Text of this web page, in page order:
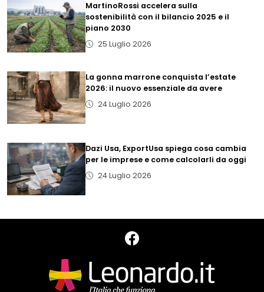
MartinoRossi accelera sulla
sostenibilità con il bilancio 2025 e il
piano 2030
25 Luglio 2026
La gonna marrone conquista l’estate
2026: il nuovo essenziale da avere
24 Luglio 2026
Dazi Usa, ExportUsa spiega cosa cambia
per le imprese e come calcolarli da oggi
24 Luglio 2026